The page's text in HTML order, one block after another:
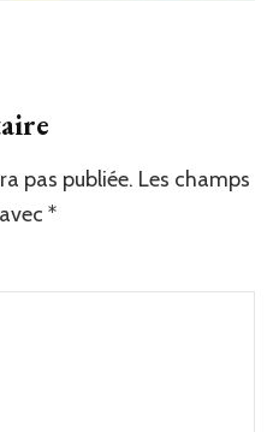
pas publiée. Les champs
*